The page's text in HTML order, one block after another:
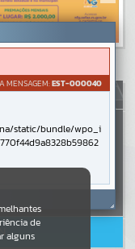
de
alguns
MENSAGEM:EST-000040
static/bundle/wpo_i